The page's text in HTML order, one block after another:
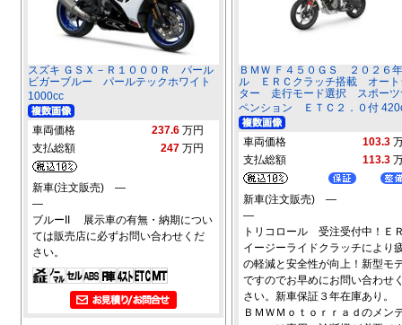
スズキ ＧＳＸ－Ｒ１０００Ｒ パール
ビガーブルー パールテックホワイト
1000cc
車両価格 237.6 万円
支払総額
247 万円
新車(注文販売) ―
―
ブルーII 展示車の有無・納期につい
ては販売店に必ずお問い合わせくだ
さい。
ＢＭＷ Ｆ４５０ＧＳ ２０２６
ル ＥＲＣクラッチ搭載 オート
ター 走行モード選択 スポーツ
ペンション ＥＴＣ２．０付
車両価格 103.3
支払総額
113.3
新車(注文販売) ―
―
トリコロール 受注受付中！Ｅ
イージーライドクラッチにより
の軽減と安全性が向上！新型モ
ですのでお早めにお問い合わせ
さい。新車保証３年在庫あり。
ＢＭＷＭｏｔｏｒｒａｄのメン